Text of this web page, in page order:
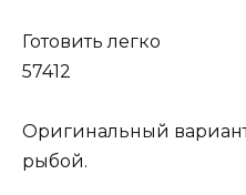
Готовить легко
57412
Оригинальный
рыбой.